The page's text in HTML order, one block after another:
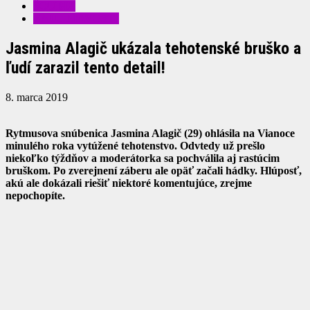
Jasmina Alagič ukázala tehotenské bruško a
ľudí zarazil tento detail!
8. marca 2019
Rytmusova snúbenica Jasmina Alagič (29) ohlásila na Vianoce
minulého roka vytúžené tehotenstvo. Odvtedy už prešlo
niekoľko týždňov a moderátorka sa pochválila aj rastúcim
bruškom. Po zverejnení záberu ale opäť začali hádky. Hlúposť,
akú ale dokázali riešiť niektoré komentujúce, zrejme
nepochopíte.